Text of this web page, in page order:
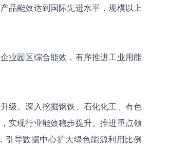
品能效达到国际先进水平，规模以上
业园区综合能效，有序推进工业用能
级。深入挖掘钢铁、石化化工、有色
实现行业能效稳步提升。推进重点领
引导数据中心扩大绿色能源利用比例